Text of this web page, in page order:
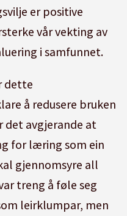
er positive
vår vekting av
i samfunnet.
dette
å redusere bruken
det avgjerande at
for læring som ein
gjennomsyre all
treng å føle seg
leirklumpar, men